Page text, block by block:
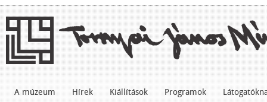
A múzeum Hírek Kiállítások Programok